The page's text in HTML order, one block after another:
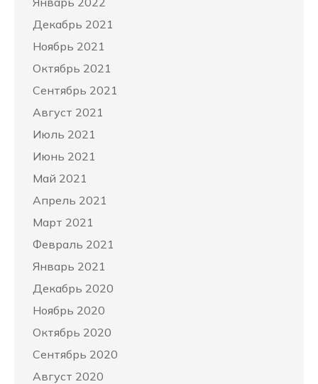
Декабрь 2021
Ноябрь 2021
Октябрь 2021
Сентябрь 2021
Август 2021
Июль 2021
Июнь 2021
Май 2021
Апрель 2021
Март 2021
Февраль 2021
Январь 2021
Декабрь 2020
Ноябрь 2020
Октябрь 2020
Сентябрь 2020
Август 2020